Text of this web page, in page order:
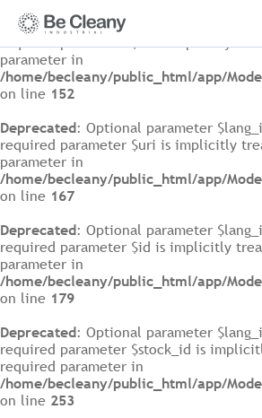
Deprecated: Optional parameter
required parameter $id is implicitly
parameter in
/home/becleany/public_html/app/
on line 152
Deprecated: Optional parameter
required parameter $uri is implicitly
parameter in
/home/becleany/public_html/app/
on line 167
Deprecated: Optional parameter
required parameter $id is implicitly
parameter in
/home/becleany/public_html/app/
on line 179
Deprecated: Optional parameter
required parameter $stock_id is
required parameter in
/home/becleany/public_html/app/
on line 253